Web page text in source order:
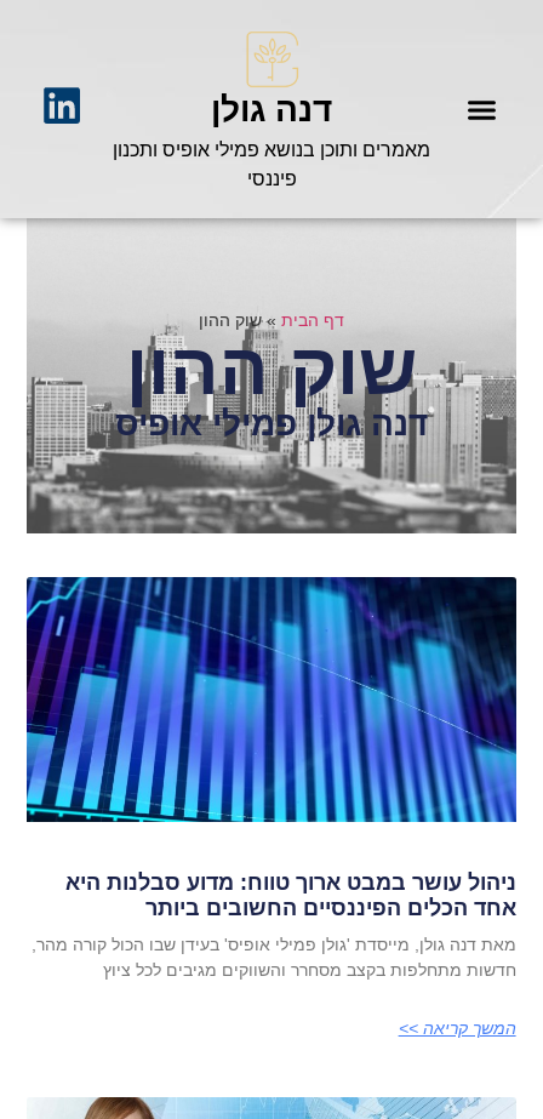
דנה גולן
מאמרים ותוכן בנושא פמילי אופיס ותכנון
פיננסי
דף הבית »שוק ההון
שוק ההון
דנה גולן פמילי אופיס
ניהול עושר במבט ארוך טווח: מדוע סבלנות היא
אחד הכלים הפיננסיים החשובים ביותר
מאת דנה גולן, מייסדת 'גולן פמילי אופיס' בעידן שבו הכול קורה מהר,
חדשות מתחלפות בקצב מסחרר והשווקים מגיבים לכל ציוץ
המשך קריאה >>